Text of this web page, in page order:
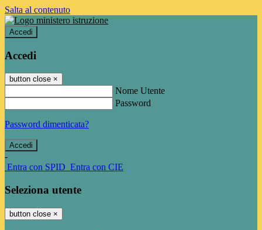
Salta al contenuto
Accedi
Accedi
button close ×
Nome Utente
Password
Password dimenticata?
-
Entra con SPID Entra con CIE
Seleziona utente
button close ×